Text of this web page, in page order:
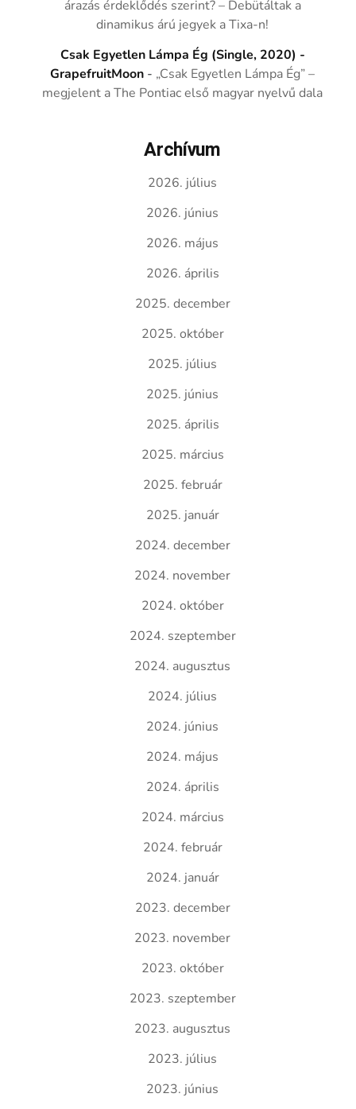
árazás érdeklődés szerint? – Debütáltak a
dinamikus árú jegyek a Tixa-n!
Csak Egyetlen Lámpa Ég (Single, 2020) -
GrapefruitMoon - „Csak Egyetlen Lámpa Ég” –
megjelent a The Pontiac első magyar nyelvű dala
Archívum
2026. július
2026. június
2026. május
2026. április
2025. december
2025. október
2025. július
2025. június
2025. április
2025. március
2025. február
2025. január
2024. december
2024. november
2024. október
2024. szeptember
2024. augusztus
2024. július
2024. június
2024. május
2024. április
2024. március
2024. február
2024. január
2023. december
2023. november
2023. október
2023. szeptember
2023. augusztus
2023. július
2023. június